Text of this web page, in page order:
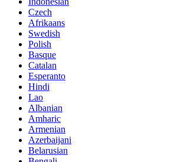
Czech
Afrikaans
Swedish
Polish
Basque
Catalan
Esperanto
Hindi
Lao
Albanian
Amharic
Armenian
Azerbaijani
Belarusian